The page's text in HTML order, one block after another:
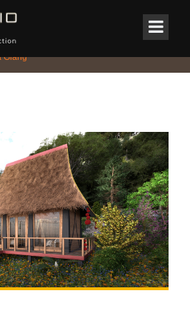
Dự án Kiến Trúc Quy Hoạch PanHou
Giang